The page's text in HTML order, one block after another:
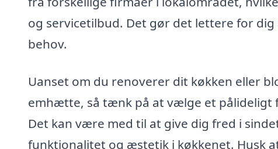
og servicetilbud. Det gør det lettere for
behov.
Uanset om du renoverer dit køkken eller
emhætte, så tænk på at vælge et pålideligt
Det kan være med til at give dig fred i
funktionalitet og æstetik i køkkenet. Husk